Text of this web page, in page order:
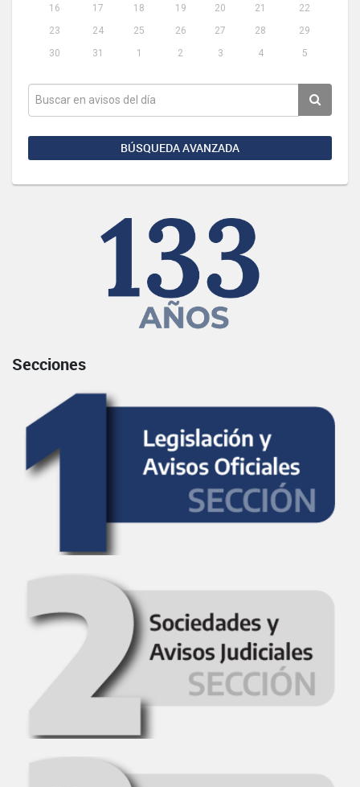
16
17 18 19 20 21
22
23
24 25 26 27 28
29
30
31 1 2 3 4 5
BÚSQUEDA AVANZADA
Secciones